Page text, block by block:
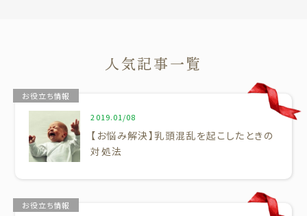
人気記事一覧
2019.01/08
【お悩み解決】乳頭混乱を起こしたときの
対処法
お役立ち情報
お役立ち情報